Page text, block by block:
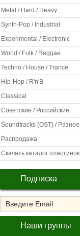
Metal / Hard / Heavy
Synth-Pop / Industrial
Experimental / Electronic
World / Folk / Reggae
Techno / House / Trance
Hip-Hop / R'n'B
Classical
Советские / Российские
Soundtracks (OST) / Разное
Распродажа
Скачать каталог пластинок
Подписка
Наши группы